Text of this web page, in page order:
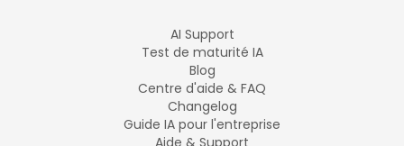
AI Support
Test de maturité IA
Blog
Centre d'aide & FAQ
Changelog
Guide IA pour l'entreprise
Aide & Support